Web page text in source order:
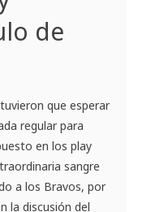
de
que esperar
regular para
en los play
sangre
a los Bravos, por
la discusión del